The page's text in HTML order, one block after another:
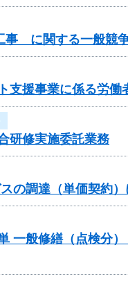
事 に関する一般競
支援事業に係る労働
研修実施委託業務
の調達（単価契約
一般修繕（点検分